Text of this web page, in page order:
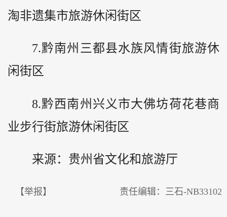
淘非遗集市旅游休闲街区
7.黔南州三都县水族风情街旅游休
闲街区
8.黔西南州兴义市大佛坊荷花巷商
业步行街旅游休闲街区
来源：贵州省文化和旅游厅
【举报】 责任编辑：三石-NB33102